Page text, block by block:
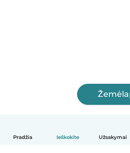
Pradžia Ieškokite Užsakymai